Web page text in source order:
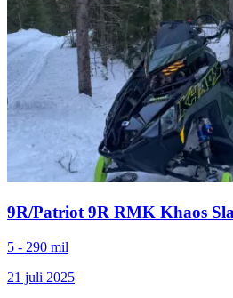
9R/Patriot 9R RMK Khaos
5 - 290 mil
21 juli 2025